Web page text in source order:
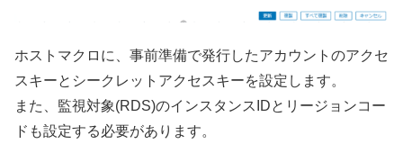
ホストマクロに、事前準備で発行したアカウントのアクセ
スキーとシークレットアクセスキーを設定します。
また、監視対象(RDS)のインスタンスIDとリージョンコー
ドも設定する必要があります。